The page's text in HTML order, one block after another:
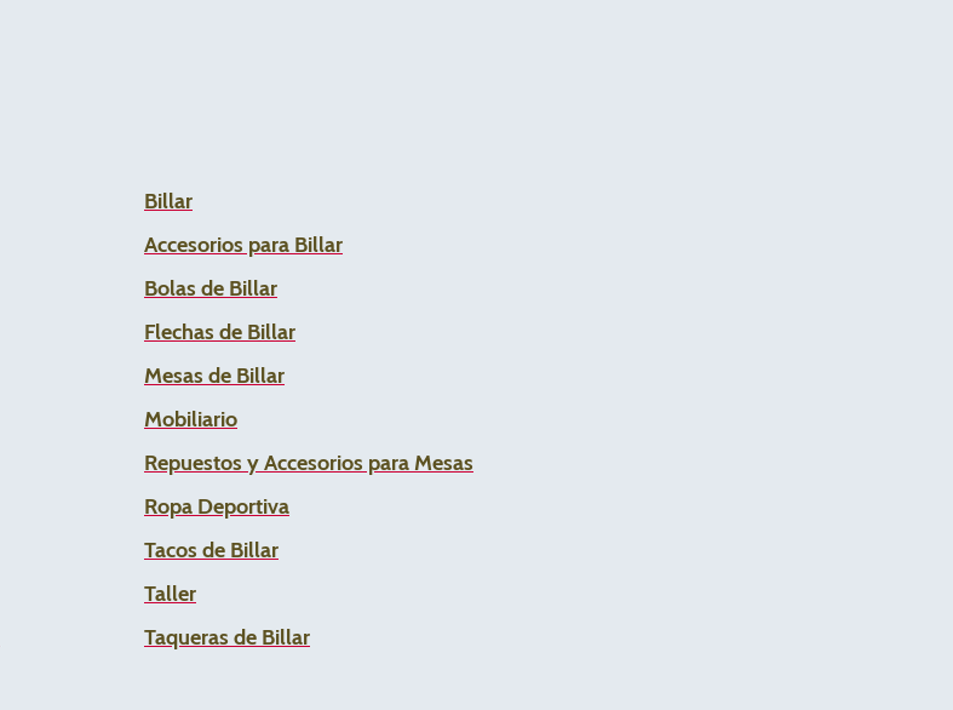
Billar
Accesorios para Billar
Bolas de Billar
Flechas de Billar
Mesas de Billar
Mobiliario
Repuestos y Accesorios para Mesas
Ropa Deportiva
Tacos de Billar
Taller
Taqueras de Billar